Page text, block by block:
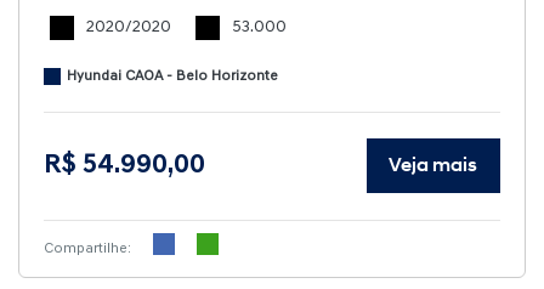
2020/2020 53.000
Hyundai CAOA - Belo Horizonte
R$ 54.990,00 Veja mais
Compartilhe: